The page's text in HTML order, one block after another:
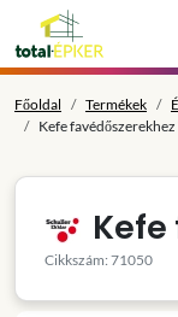
Főoldal Termékek
Kefe
Cikkszám: 71050